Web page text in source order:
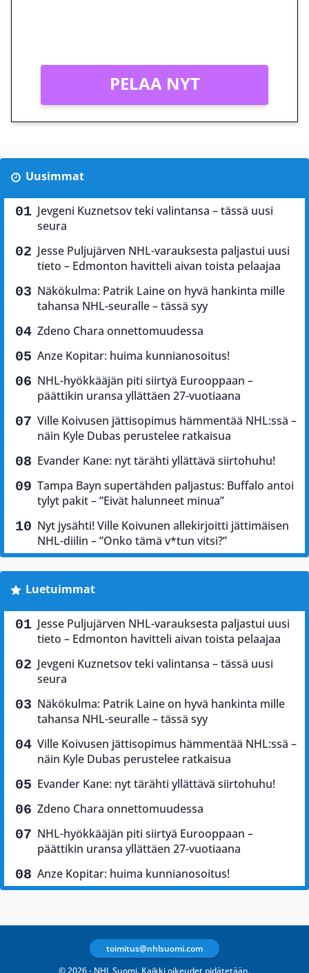
PELAA NYT
Uusimmat
Jevgeni Kuznetsov teki valintansa – tässä uusi
seura
Jesse Puljujärven NHL-varauksesta paljastui uusi
tieto – Edmonton havitteli aivan toista pelaajaa
Näkökulma: Patrik Laine on hyvä hankinta mille
tahansa NHL-seuralle – tässä syy
Zdeno Chara onnettomuudessa
Anze Kopitar: huima kunnianosoitus!
NHL-hyökkääjän piti siirtyä Eurooppaan –
päättikin uransa yllättäen 27-vuotiaana
Ville Koivusen jättisopimus hämmentää NHL:ssä –
näin Kyle Dubas perustelee ratkaisua
Evander Kane: nyt tärähti yllättävä siirtohuhu!
Tampa Bayn supertähden paljastus: Buffalo antoi
tylyt pakit – ”Eivät halunneet minua”
Nyt jysähti! Ville Koivunen allekirjoitti jättimäisen
NHL-diilin – ”Onko tämä v*tun vitsi?”
Luetuimmat
Jesse Puljujärven NHL-varauksesta paljastui uusi
tieto – Edmonton havitteli aivan toista pelaajaa
Jevgeni Kuznetsov teki valintansa – tässä uusi
seura
Näkökulma: Patrik Laine on hyvä hankinta mille
tahansa NHL-seuralle – tässä syy
Ville Koivusen jättisopimus hämmentää NHL:ssä –
näin Kyle Dubas perustelee ratkaisua
Evander Kane: nyt tärähti yllättävä siirtohuhu!
Zdeno Chara onnettomuudessa
NHL-hyökkääjän piti siirtyä Eurooppaan –
päättikin uransa yllättäen 27-vuotiaana
Anze Kopitar: huima kunnianosoitus!
© 2026 - NHL Suomi. Kaikki oikeudet pidätetään.
toimitus@nhlsuomi.com